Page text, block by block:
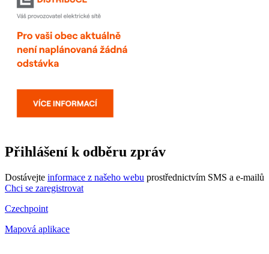
Přihlášení k odběru zpráv
Dostávejte informace z našeho webu prostřednictvím SMS a e-mailů
Chci se zaregistrovat
Czechpoint
Mapová aplikace